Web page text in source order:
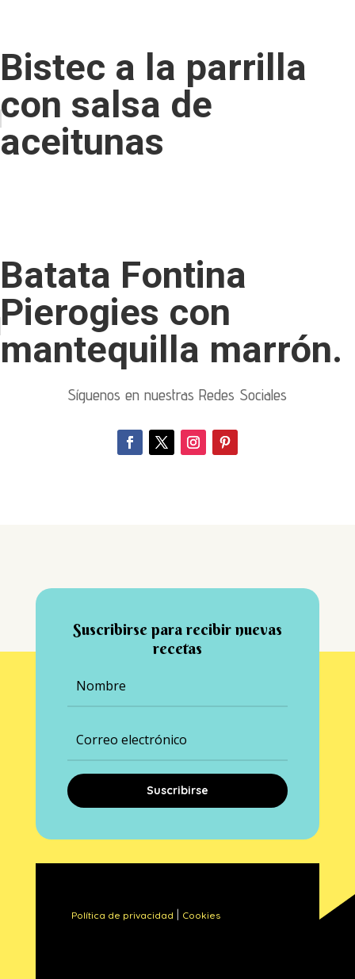
Bistec a la parrilla
con salsa de
aceitunas
Batata Fontina
Pierogies con
mantequilla marrón.
Síguenos en nuestras Redes Sociales
Suscribirse para recibir nuevas
recetas
Suscribirse
Política de privacidad Cookies